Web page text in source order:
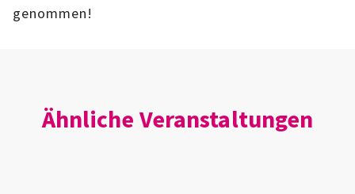
ÜBER UNS
genommen!
Ähnliche Veranstaltungen